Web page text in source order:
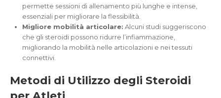
permette sessioni di allenamento più lunghe e intense,
essenziali per migliorare la flessibilità.
Migliore mobilità articolare: Alcuni studi suggeriscono
che gli steroidi possono ridurre l’infiammazione,
migliorando la mobilità nelle articolazioni e nei tessuti
connettivi.
Metodi di Utilizzo degli Steroidi